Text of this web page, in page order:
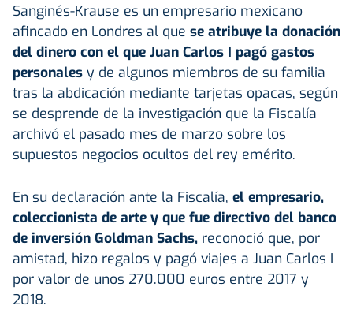
Sanginés-Krause es un empresario mexicano
afincado en Londres al que se atribuye la donación
del dinero con el que Juan Carlos I pagó gastos
personales y de algunos miembros de su familia
tras la abdicación mediante tarjetas opacas, según
se desprende de la investigación que la Fiscalía
archivó el pasado mes de marzo sobre los
supuestos negocios ocultos del rey emérito.
En su declaración ante la Fiscalía, el empresario,
coleccionista de arte y que fue directivo del banco
de inversión Goldman Sachs, reconoció que, por
amistad, hizo regalos y pagó viajes a Juan Carlos I
por valor de unos 270.000 euros entre 2017 y
2018.